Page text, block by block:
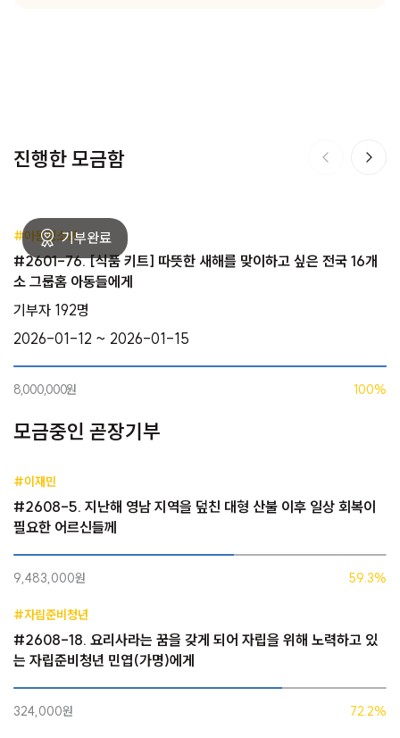
진행한 모금함
#아동청소년
#2601-76. [식품 키트] 따뜻한 새해를 맞이하고 싶은 전국 16개
소 그룹홈 아동들에게
기부자 192명
2026-01-12 ~ 2026-01-15
8,000,000원 100%
모금중인 곧장기부
#이재민
#2608-5. 지난해 영남 지역을 덮친 대형 산불 이후 일상 회복이
필요한 어르신들께
9,483,000원 59.3%
#자립준비청년
#2608-18. 요리사라는 꿈을 갖게 되어 자립을 위해 노력하고 있
는 자립준비청년 민엽(가명)에게
324,000원 72.2%